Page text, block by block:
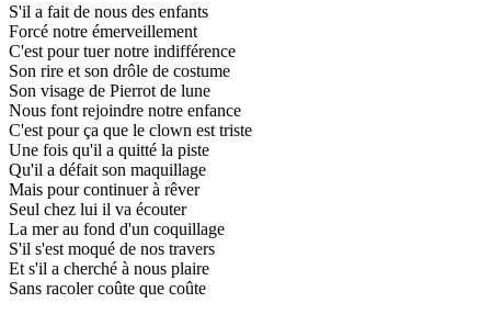
S'il a fait de nous des enfants
Forcé notre émerveillement
C'est pour tuer notre indifférence
Son rire et son drôle de costume
Son visage de Pierrot de lune
Nous font rejoindre notre enfance
C'est pour ça que le clown est triste
Une fois qu'il a quitté la piste
Qu'il a défait son maquillage
Mais pour continuer à rêver
Seul chez lui il va écouter
La mer au fond d'un coquillage
S'il s'est moqué de nos travers
Et s'il a cherché à nous plaire
Sans racoler coûte que coûte